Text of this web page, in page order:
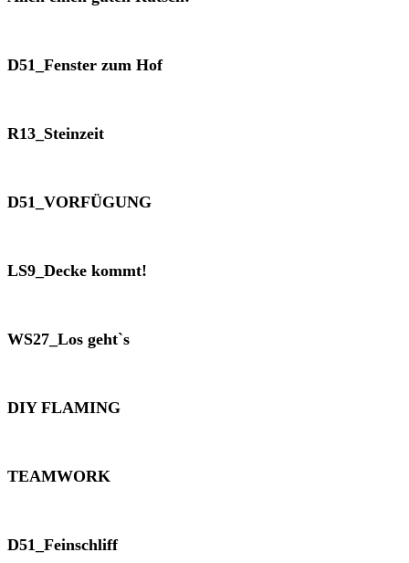
D51_Fenster zum Hof
R13_Steinzeit
D51_VORFÜGUNG
LS9_Decke kommt!
WS27_Los geht`s
DIY FLAMING
TEAMWORK
D51_Feinschliff